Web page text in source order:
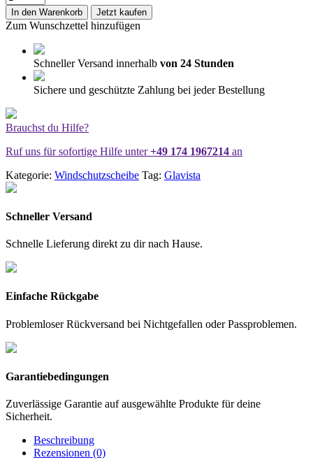
/
Frontscheibe
Tesla
+Kam+Sens+VIN
Menge
In den Warenkorb Jetzt kaufen
Zum Wunschzettel hinzufügen
Schneller Versand innerhalb von 24 Stunden
Sichere und geschützte Zahlung bei jeder Bestellung
Brauchst du Hilfe?
Ruf uns für sofortige Hilfe unter+49 174 1967214 an
Kategorie: Windschutzscheibe Tag: Glavista
Schneller Versand
Schnelle Lieferung direkt zu dir nach Hause.
Einfache Rückgabe
Problemloser Rückversand bei Nichtgefallen oder Passproblemen.
Garantiebedingungen
Zuverlässige Garantie auf ausgewählte Produkte für deine
Sicherheit.
Beschreibung
Rezensionen (0)